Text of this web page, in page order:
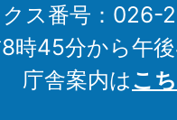
ス番号：026-
時45分から午
庁舎案内はこ